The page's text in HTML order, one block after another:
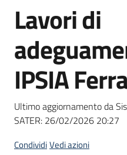
Bandi
strumenti
acquisto
Supporto
Salta al contenuto
Lavori di
IPSIA
Ultimo aggiornamento da
SATER: 26/02/2026 20:27
CondividiVedi azioni